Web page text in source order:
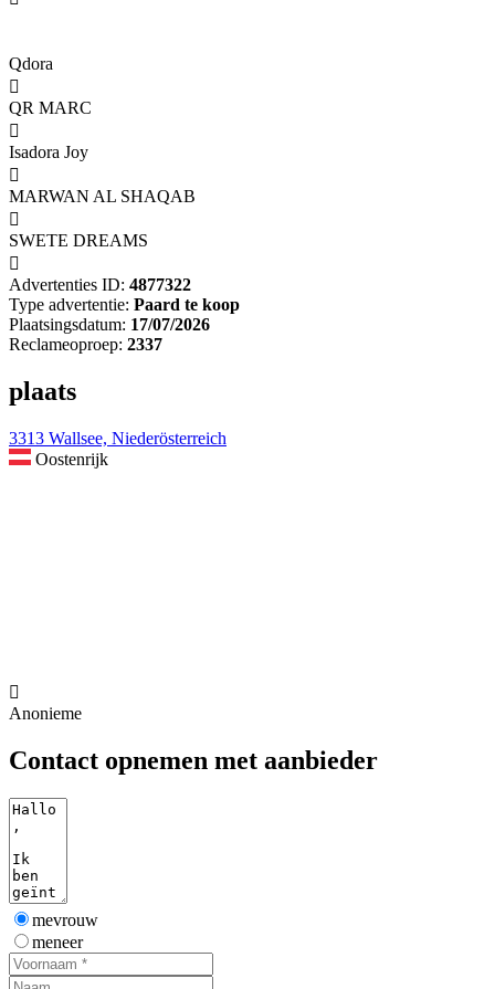
Qdora

QR MARC

Isadora Joy

MARWAN AL SHAQAB

SWETE DREAMS

Advertenties ID: 4877322
Type advertentie: Paard te koop
Plaatsingsdatum: 17/07/2026
Reclameoproep: 2337
plaats
3313 Wallsee, Niederösterreich
Oostenrijk

Anonieme
Contact opnemen met aanbieder
mevrouw
meneer